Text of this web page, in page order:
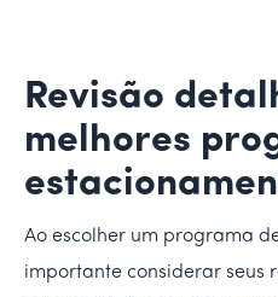
Revisão
melhores
Ao escolher um programa
importante considerar seus